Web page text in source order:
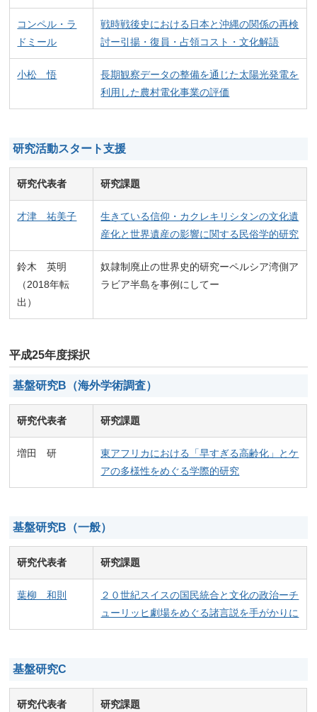
コンペル・ラ
ドミール
戦時戦後史における日本と沖縄の関係の再検
討ー引揚・復員・占領コスト・文化解語
小松 悟
長期観察データの整備を通じた太陽光発電を
利用した農村電化事業の評価
研究活動スタート支援
研究代表者 研究課題
才津 祐美子
生きている信仰・カクレキリシタンの文化遺
産化と世界遺産の影響に関する民俗学的研究
鈴木 英明
（2018年転
出）
奴隷制廃止の世界史的研究ーペルシア湾側ア
ラビア半島を事例にしてー
平成25年度採択
基盤研究B（海外学術調査）
研究代表者 研究課題
増田 研
東アフリカにおける「早すぎる高齢化」とケ
アの多様性をめぐる学際的研究
基盤研究B（一般）
研究代表者 研究課題
葉柳 和則
２０世紀スイスの国民統合と文化の政治ーチ
ューリッヒ劇場をめぐる諸言説を手がかりに
基盤研究C
研究代表者 研究課題